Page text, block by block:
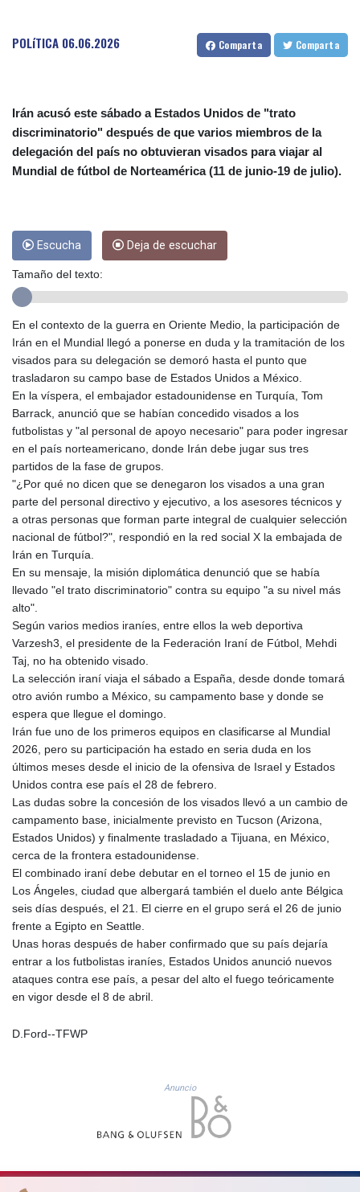
CLP 915.120204
CNY 6.74905
CRC 454.53954
CUC 1
CUP 26.5
CVE 95.649308
ERN 15
ETB 161.383609
EUR 0.86693
FJD 2.21395
FKP 0.743241
GBP 0.743525
GEL 2.614999
GGP 0.743241
GHS 11.733937
GIP 0.743241
GNF
8782.057677
GTQ 7.628986
GYD 209.187745
HNL 26.799903
HRK 6.5335
HUF 315.983502
IDR 17848
IMP 0.743241
INR 95.21305
IRR
1374849.999605
ISK 123.620252
JMD 158.790465
JOD 0.709004
JPY 158.328497
KGS 87.450304
KHR
4061.274765
KRW
1415.960098
KWD 0.30888
LVL 0.60489
POLíTICA 06.06.2026 Comparta Comparta
Irán acusó este sábado a Estados Unidos de "trato
discriminatorio" después de que varios miembros de la
delegación del país no obtuvieran visados para viajar al
Mundial de fútbol de Norteamérica (11 de junio-19 de julio).
Escucha Deja de escuchar
Tamaño del texto:
En el contexto de la guerra en Oriente Medio, la participación de
Irán en el Mundial llegó a ponerse en duda y la tramitación de los
visados para su delegación se demoró hasta el punto que
trasladaron su campo base de Estados Unidos a México.
En la víspera, el embajador estadounidense en Turquía, Tom
Barrack, anunció que se habían concedido visados a los
futbolistas y "al personal de apoyo necesario" para poder ingresar
en el país norteamericano, donde Irán debe jugar sus tres
partidos de la fase de grupos.
"¿Por qué no dicen que se denegaron los visados a una gran
parte del personal directivo y ejecutivo, a los asesores técnicos y
a otras personas que forman parte integral de cualquier selección
nacional de fútbol?", respondió en la red social X la embajada de
Irán en Turquía.
En su mensaje, la misión diplomática denunció que se había
llevado "el trato discriminatorio" contra su equipo "a su nivel más
alto".
Según varios medios iraníes, entre ellos la web deportiva
Varzesh3, el presidente de la Federación Iraní de Fútbol, Mehdi
Taj, no ha obtenido visado.
La selección iraní viaja el sábado a España, desde donde tomará
otro avión rumbo a México, su campamento base y donde se
espera que llegue el domingo.
Irán fue uno de los primeros equipos en clasificarse al Mundial
2026, pero su participación ha estado en seria duda en los
últimos meses desde el inicio de la ofensiva de Israel y Estados
Unidos contra ese país el 28 de febrero.
Las dudas sobre la concesión de los visados llevó a un cambio de
campamento base, inicialmente previsto en Tucson (Arizona,
Estados Unidos) y finalmente trasladado a Tijuana, en México,
cerca de la frontera estadounidense.
El combinado iraní debe debutar en el torneo el 15 de junio en
Los Ángeles, ciudad que albergará también el duelo ante Bélgica
seis días después, el 21. El cierre en el grupo será el 26 de junio
frente a Egipto en Seattle.
Unas horas después de haber confirmado que su país dejaría
entrar a los futbolistas iraníes, Estados Unidos anunció nuevos
ataques contra ese país, a pesar del alto el fuego teóricamente
en vigor desde el 8 de abril.
D.Ford--TFWP
Anuncio